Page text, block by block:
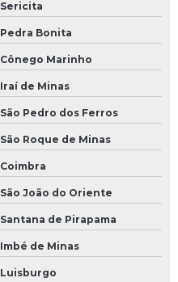
Sericita
Pedra Bonita
Cônego Marinho
Iraí de Minas
São Pedro dos Ferros
São Roque de Minas
Coimbra
São João do Oriente
Santana de Pirapama
Imbé de Minas
Luisburgo